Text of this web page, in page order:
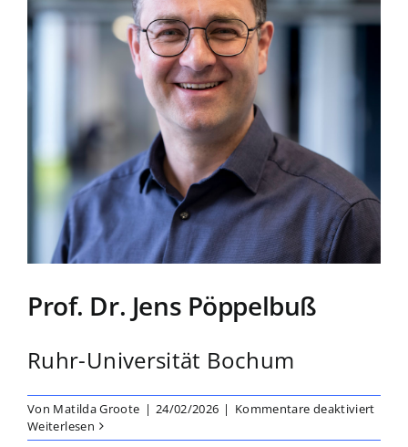
Prof. Dr. Jens Pöppelbuß
Ruhr-Universität Bochum
Von Matilda Groote | 24/02/2026 | Kommentare deaktiviertfür
Dr.
Weiterlesen